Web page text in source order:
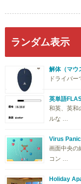
ランダム表示
解体（マウ
ドライバ
英単語
和英、英和
ルな …
Virus Panic
画面中央の
コン …
Holiday